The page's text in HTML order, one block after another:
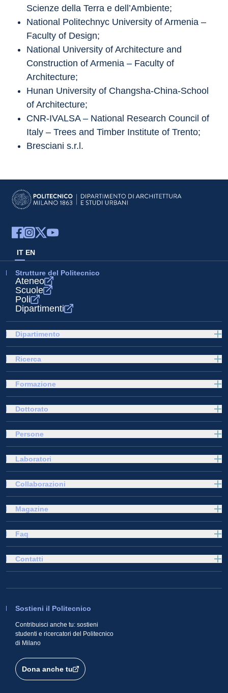
Scienze della Terra e dell’Ambiente;
National Politechnyc University of Armenia –
Faculty of Design;
National University of Architecture and
Construction of Armenia – Faculty of
Architecture;
Hunan University of Changsha-China-School
of Architecture;
CNR-IVALSA – National Research Council of
Italy – Trees and Timber Institute of Trento;
Bresciani s.r.l.
IT EN
Strutture del Politecnico
Ateneo
Scuole
Poli
Dipartimenti
Dipartimento
Ricerca
Formazione
Dottorato
Persone
Laboratori
Collaborazioni
Magazine
Faq
Sostieni il Politecnico
Contribuisci anche tu: sostieni
studenti e ricercatori del Politecnico
di Milano
Dona anche tu
Contatti